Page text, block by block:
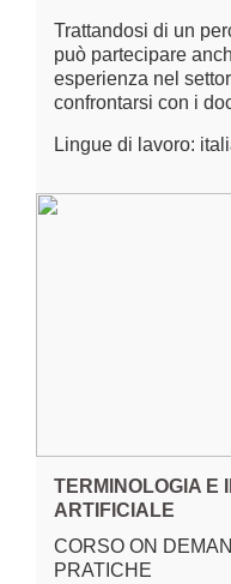
Trattandosi di un
può partecipare
esperienza nel
confrontarsi con i
Lingue di lavoro:
TERMINOLOGIA E
ARTIFICIALE
CORSO ON
PRATICHE